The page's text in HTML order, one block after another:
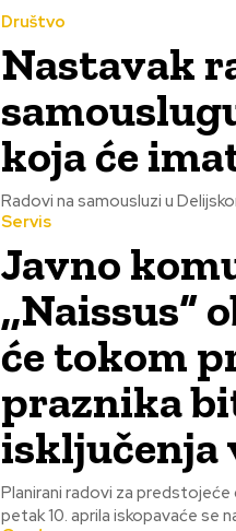
Društvo
Nastavak
koja će
Servis
Javno
,,Naissus“
će tokom
praznika
isključenja
Planirani radovi za predstojeće dane praznika: DANAS
petak 10. aprila iskopavaće se